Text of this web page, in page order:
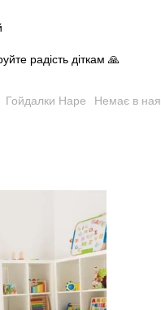
радість діткам 🙏
Гойдалки Hape Немає в